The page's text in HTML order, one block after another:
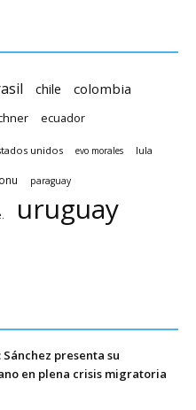
chile colombia
ecuador
unidos evo morales lula
onu paraguay
uruguay
presenta su
en plena crisis migratoria